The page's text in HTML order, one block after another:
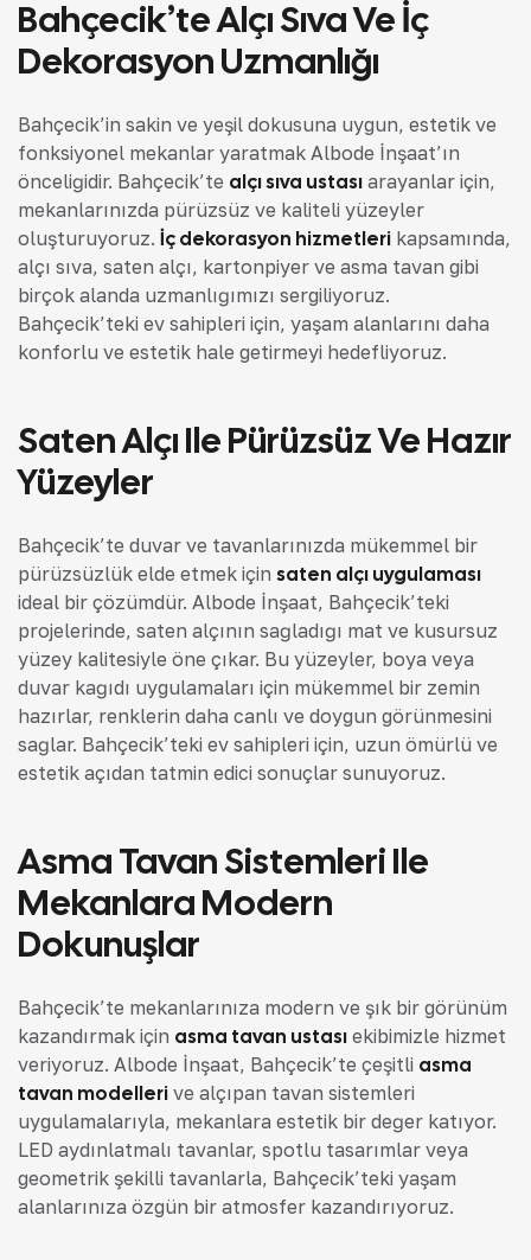
Bahçecik’te Alçı Sıva Ve İç
Dekorasyon Uzmanlığı
Bahçecik’in sakin ve yeşil dokusuna uygun, estetik ve
fonksiyonel mekanlar yaratmak Albode İnşaat’ın
önceliğidir. Bahçecik’te alçı sıva ustası arayanlar için,
mekanlarınızda pürüzsüz ve kaliteli yüzeyler
oluşturuyoruz. İç dekorasyon hizmetleri kapsamında,
alçı sıva, saten alçı, kartonpiyer ve asma tavan gibi
birçok alanda uzmanlığımızı sergiliyoruz.
Bahçecik’teki ev sahipleri için, yaşam alanlarını daha
konforlu ve estetik hale getirmeyi hedefliyoruz.
Saten Alçı Ile Pürüzsüz Ve Hazır
Yüzeyler
Bahçecik’te duvar ve tavanlarınızda mükemmel bir
pürüzsüzlük elde etmek için saten alçı uygulaması
ideal bir çözümdür. Albode İnşaat, Bahçecik’teki
projelerinde, saten alçının sağladığı mat ve kusursuz
yüzey kalitesiyle öne çıkar. Bu yüzeyler, boya veya
duvar kağıdı uygulamaları için mükemmel bir zemin
hazırlar, renklerin daha canlı ve doygun görünmesini
sağlar. Bahçecik’teki ev sahipleri için, uzun ömürlü ve
estetik açıdan tatmin edici sonuçlar sunuyoruz.
Asma Tavan Sistemleri Ile
Mekanlara Modern
Dokunuşlar
Bahçecik’te mekanlarınıza modern ve şık bir görünüm
kazandırmak için asma tavan ustası ekibimizle hizmet
veriyoruz. Albode İnşaat, Bahçecik’te çeşitli asma
tavan modelleri ve alçıpan tavan sistemleri
uygulamalarıyla, mekanlara estetik bir değer katıyor.
LED aydınlatmalı tavanlar, spotlu tasarımlar veya
geometrik şekilli tavanlarla, Bahçecik’teki yaşam
alanlarınıza özgün bir atmosfer kazandırıyoruz.